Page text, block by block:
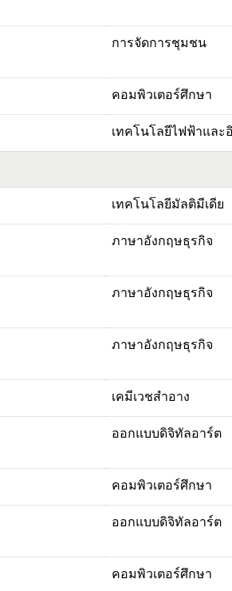
การจัดการชุมชน
คอมพิวเตอร์ศึกษา
เทคโนโลยีไฟฟ้าแล
เทคโนโลยีมัลติมีเดีย
ภาษาอังกฤษธุรกิจ
ภาษาอังกฤษธุรกิจ
ภาษาอังกฤษธุรกิจ
เคมีเวชสำอาง
ออกแบบดิจิทัลอาร์ต
คอมพิวเตอร์ศึกษา
ออกแบบดิจิทัลอาร์ต
คอมพิวเตอร์ศึกษา